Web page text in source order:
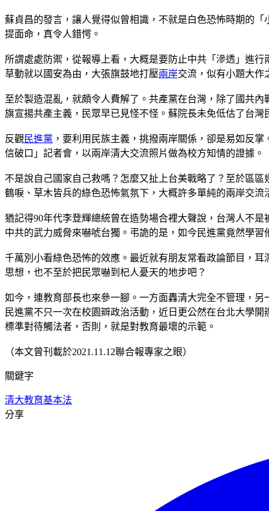
蘇貞昌的發言，讓人覺得似曾相識，不就是白色恐怖時期的
提面命，真令人錯愕。
所謂處處防禦，從報導上看，大概是要防止中共「滲透」進
草動就以國安為由，大張旗鼓地打壓兩岸交流，似有小題大作
至於製造混亂，就頗令人費解了。共產黨在台灣，除了國共
旗宣揚共產主義，民眾早已見怪不怪。蘇院長未免低估了台
反觀 民進黨 ，要利用民族主義，挑撥兩岸關係，卻是易如反
信破口」記者會，以兩岸清大交流照片做為校方知情的證據。
不是說自己國家自己救嗎？怎麼又扯上台美戰略了？至於區
鶴唳、草木皆兵的綠色恐怖氣氛下，大概許多單純的兩岸交流
猶記得90年代李登輝總統曾在造勢場合裡大聲說，台灣人不
中共的武力威脅來嚇唬台獨。弔詭的是，如今民進黨竟然學
千萬別小看綠色恐怖的效應。最近就有朋友常看政論節目，
思想，也不至於把民眾嚇到杞人憂天的地步吧？
如今，連教育部長也來參一腳。一方面轟清大完全不管理，
民進黨不只一次在校園辧政治活動，近日更公然在台北大學
標準對待觸法者，否則，就是對教育最壞的示範。
（本文曾刊載於2021.11.12聯合報專家之眼）
關鍵字
清大教育基本法
分享